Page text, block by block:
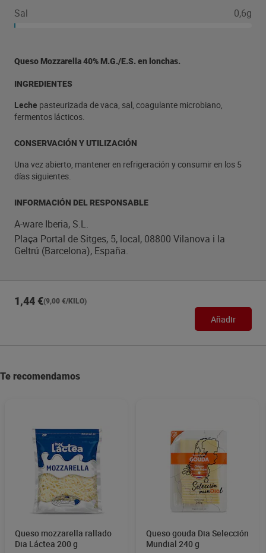
Sal 0,6g
Queso Mozzarella 40% M.G./E.S. en lonchas.
INGREDIENTES
Leche pasteurizada de vaca, sal, coagulante microbiano,
fermentos lácticos.
CONSERVACIÓN Y UTILIZACIÓN
Una vez abierto, mantener en refrigeración y consumir en los 5
días siguientes.
INFORMACIÓN DEL RESPONSABLE
A-ware Iberia, S.L.
Plaça Portal de Sitges, 5, local, 08800 Vilanova i la
Geltrú (Barcelona), España.
1,44 €(9,00 €/KILO)
Añadir
Te recomendamos
Queso mozzarella rallado
Dia Láctea 200 g
Queso gouda Dia Selección
Mundial 240 g